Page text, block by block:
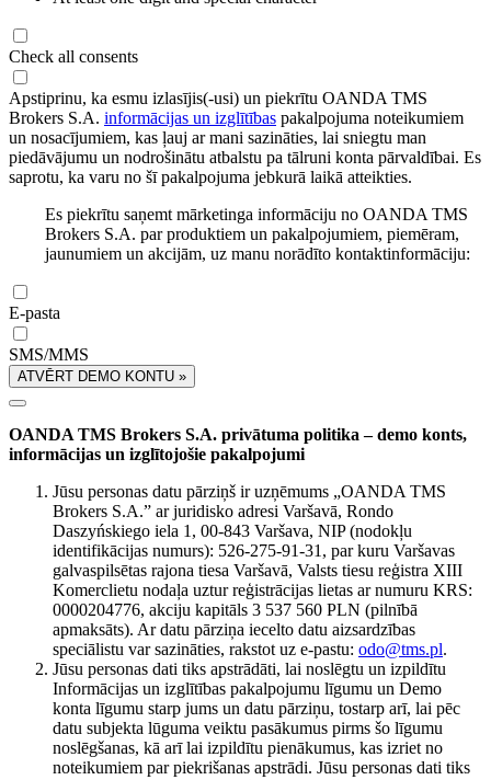
Check all consents
Apstiprinu, ka esmu izlasījis(-usi) un piekrītu OANDA TMS
Brokers S.A. informācijas un izglītības pakalpojuma noteikumiem
un nosacījumiem, kas ļauj ar mani sazināties, lai sniegtu man
piedāvājumu un nodrošinātu atbalstu pa tālruni konta pārvaldībai. Es
saprotu, ka varu no šī pakalpojuma jebkurā laikā atteikties.
Es piekrītu saņemt mārketinga informāciju no OANDA TMS
Brokers S.A. par produktiem un pakalpojumiem, piemēram,
jaunumiem un akcijām, uz manu norādīto kontaktinformāciju:
E-pasta
SMS/MMS
ATVĒRT DEMO KONTU »
OANDA TMS Brokers S.A. privātuma politika – demo konts,
informācijas un izglītojošie pakalpojumi
Jūsu personas datu pārziņš ir uzņēmums „OANDA TMS
Brokers S.A.” ar juridisko adresi Varšavā, Rondo
Daszyńskiego iela 1, 00-843 Varšava, NIP (nodokļu
identifikācijas numurs): 526-275-91-31, par kuru Varšavas
galvaspilsētas rajona tiesa Varšavā, Valsts tiesu reģistra XIII
Komerclietu nodaļa uztur reģistrācijas lietas ar numuru KRS:
0000204776, akciju kapitāls 3 537 560 PLN (pilnībā
apmaksāts). Ar datu pārziņa iecelto datu aizsardzības
speciālistu var sazināties, rakstot uz e-pastu: odo@tms.pl.
Jūsu personas dati tiks apstrādāti, lai noslēgtu un izpildītu
Informācijas un izglītības pakalpojumu līgumu un Demo
konta līgumu starp jums un datu pārziņu, tostarp arī, lai pēc
datu subjekta lūguma veiktu pasākumus pirms šo līgumu
noslēgšanas, kā arī lai izpildītu pienākumus, kas izriet no
noteikumiem par piekrišanas apstrādi. Jūsu personas dati tiks